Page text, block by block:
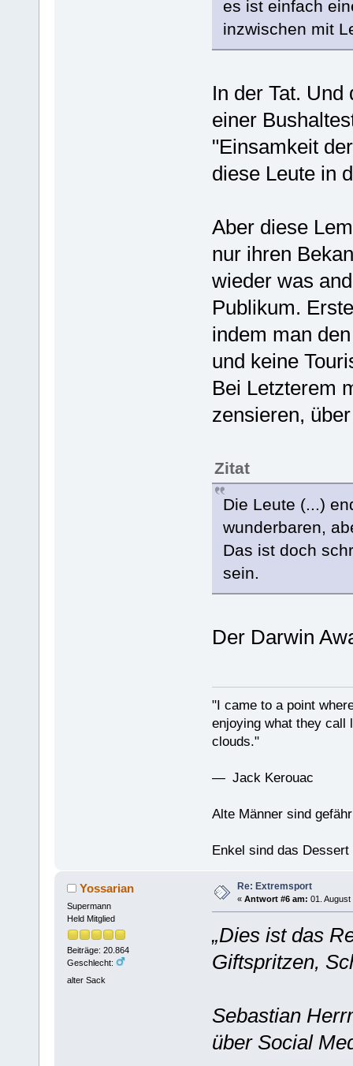
es ist einfach
inzwischen mit
In der Tat.
einer
"Einsamkeit
diese Leute in
Aber diese
nur ihren
wieder was
Publikum.
indem man
und keine
Bei Letzterem
zensieren,
Zitat
Die Leute (...)
wunderbaren,
Das ist doch
sein.
Der Darwin
"I came to a point
enjoying what they call
clouds."
— Jack Kerouac
Alte Männer sind
Enkel sind das Dessert
Yossarian
Supermann
Held Mitglied
Beiträge: 20.864
Geschlecht:
alter Sack
Re: Extremsport
« Antwort #6 am: 01. August
„Dies ist das
Giftspritzen,
Sebastian
über Social